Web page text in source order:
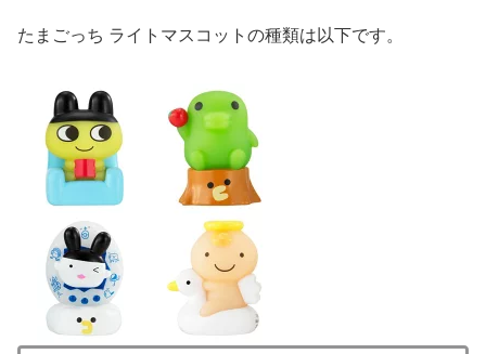
たまごっち ライトマスコットの種類は以下です。